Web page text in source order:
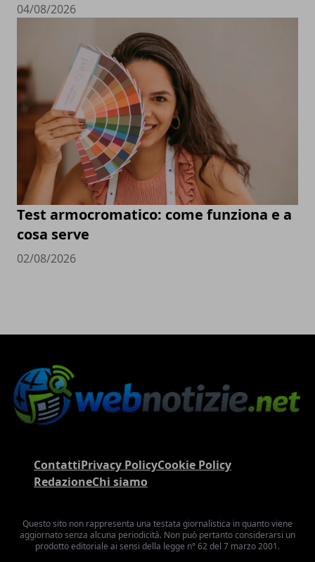
04/08/2026
Test armocromatico: come funziona e a
cosa serve
02/08/2026
ContattiPrivacy PolicyCookie Policy
RedazioneChi siamo
Questo sito non rappresenta una testata giornalistica in quanto viene
aggiornato senza alcuna periodicità. Non può pertanto considerarsi un
prodotto editoriale ai sensi della legge n° 62 del 7 marzo 2001.